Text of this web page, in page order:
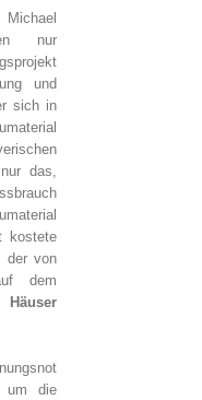
nur
und
sich in
das,
kostete
der von
dem
um die